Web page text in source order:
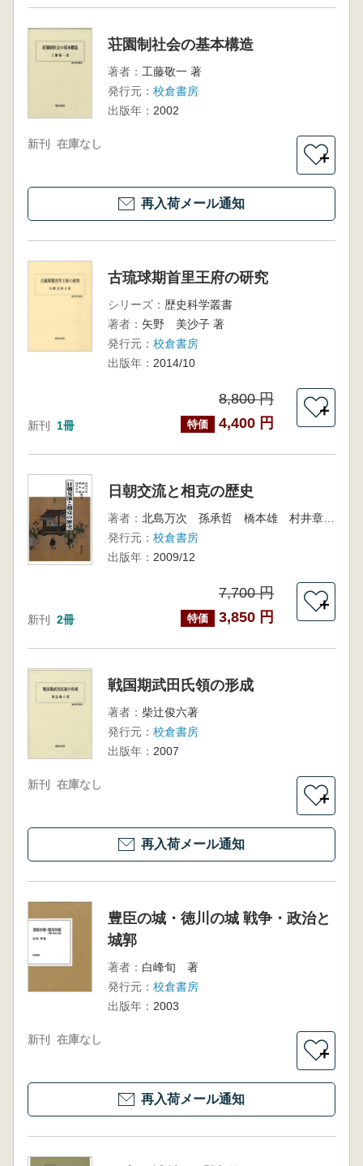
荘園制社会の基本構造
著者： 工藤敬一 著
発行元： 校倉書房
出版年： 2002
新刊 在庫なし
＋
再入荷メール通知
古琉球期首里王府の研究
シリーズ： 歴史科学叢書
著者： 矢野 美沙子 著
発行元： 校倉書房
出版年： 2014/10
新刊 1冊
8,800 円
特価 4,400 円
＋
日朝交流と相克の歴史
著者：
北島万次 孫承哲 橋本雄 村井章介 編著
発行元： 校倉書房
出版年： 2009/12
新刊 2冊
7,700 円
特価 3,850 円
＋
戦国期武田氏領の形成
著者： 柴辻俊六著
発行元： 校倉書房
出版年： 2007
新刊 在庫なし
＋
再入荷メール通知
豊臣の城・徳川の城 戦争・政治と
城郭
著者： 白峰旬 著
発行元： 校倉書房
出版年： 2003
新刊 在庫なし
＋
再入荷メール通知